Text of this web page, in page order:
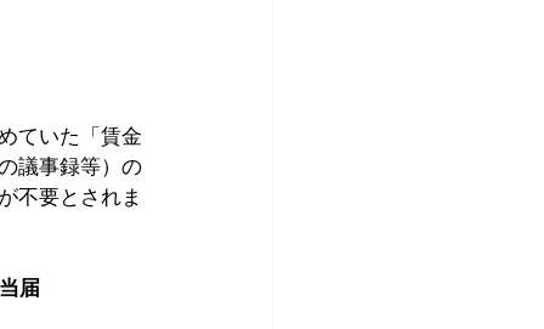
ていた「賃金
議事録等）の
不要とされま
届